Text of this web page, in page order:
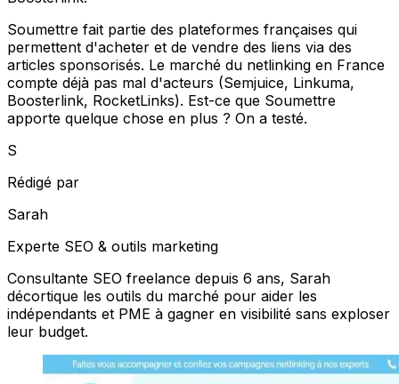
Soumettre fait partie des plateformes françaises qui
permettent d'acheter et de vendre des liens via des
articles sponsorisés. Le marché du netlinking en France
compte déjà pas mal d'acteurs (Semjuice, Linkuma,
Boosterlink, RocketLinks). Est-ce que Soumettre
apporte quelque chose en plus ? On a testé.
S
Rédigé par
Sarah
Experte SEO & outils marketing
Consultante SEO freelance depuis 6 ans, Sarah
décortique les outils du marché pour aider les
indépendants et PME à gagner en visibilité sans exploser
leur budget.